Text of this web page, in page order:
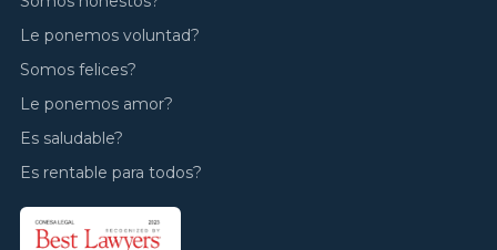
Le ponemos voluntad?
Somos felices?
Le ponemos amor?
Es saludable?
Es rentable para todos?